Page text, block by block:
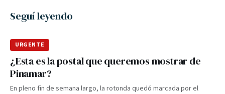
Seguí leyendo
URGENTE
¿Esta es la postal que queremos mostrar de
Pinamar?
En pleno fin de semana largo, la rotonda quedó marcada por el